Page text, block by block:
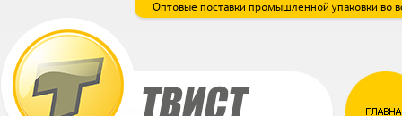
Оптовые поставки промышленной упаковки во